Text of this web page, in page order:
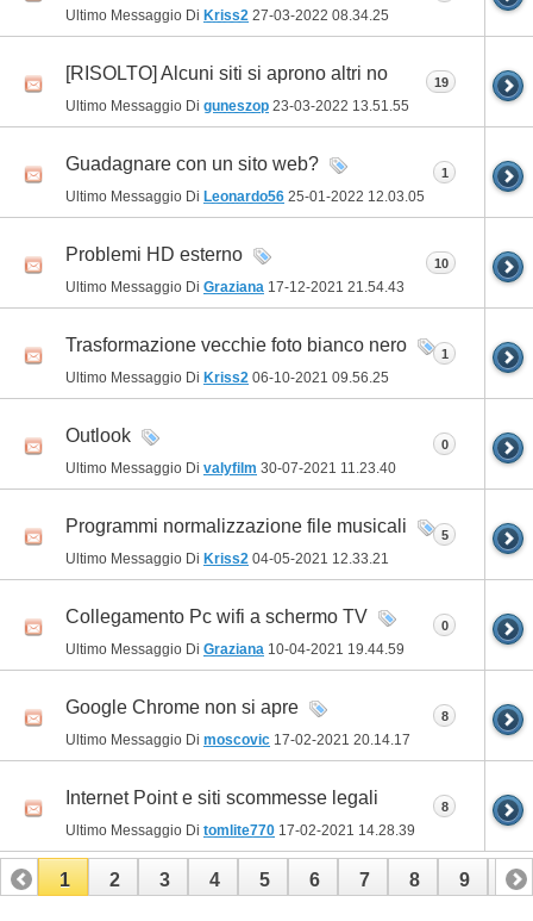
Ultimo Messaggio Di Kriss2 27-03-2022 08.34.25
[RISOLTO] Alcuni siti si aprono altri no
Ultimo Messaggio Di guneszop 23-03-2022 13.51.55
19
Guadagnare con un sito web?
Ultimo Messaggio Di Leonardo56 25-01-2022 12.03.05
1
Problemi HD esterno
Ultimo Messaggio Di Graziana 17-12-2021 21.54.43
10
Trasformazione vecchie foto bianco nero
Ultimo Messaggio Di Kriss2 06-10-2021 09.56.25
1
Outlook
Ultimo Messaggio Di valyfilm 30-07-2021 11.23.40
0
Programmi normalizzazione file musicali
Ultimo Messaggio Di Kriss2 04-05-2021 12.33.21
5
Collegamento Pc wifi a schermo TV
Ultimo Messaggio Di Graziana 10-04-2021 19.44.59
0
Google Chrome non si apre
Ultimo Messaggio Di moscovic 17-02-2021 20.14.17
8
Internet Point e siti scommesse legali
Ultimo Messaggio Di tomlite770 17-02-2021 14.28.39
8
1 2 3 4 5 6 7 8 9 10